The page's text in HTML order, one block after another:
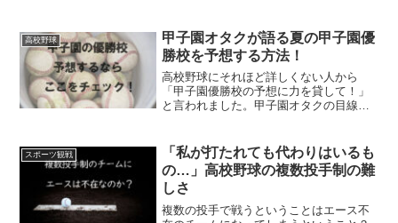
高校野球
甲子園オタクが語る夏の甲子園優
勝校を予想する方法！
高校野球にそれほど詳しくない人から
「甲子園優勝校の予想に力を貸して！」
と言われました。甲子園オタクの目線で
スポーツ観戦
「私が打たれても代わりはいるも
の…」高校野球の複数投手制の難
しさ
複数の投手で戦うということはエース不